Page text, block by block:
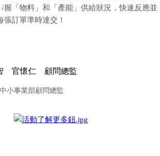
官懷仁 顧問總監
小事業部顧問總監
握「物料」和「產能」供給狀況，快速反應並
張訂單準時達交！